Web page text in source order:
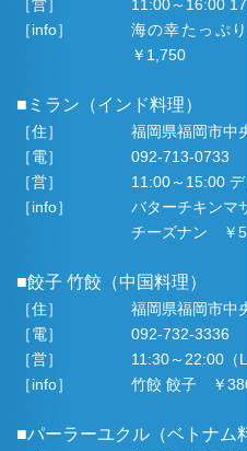
［営］
11:00～16:00
［info］
海の幸たっぷ
￥1,750
■ミラン（インド料理）
［住］
福岡県福岡市中
［電］
092-713-0733
［営］
11:00～15:00
［info］
バターチキン
チーズナン ￥
■餃子 竹餃（中国料理）
［住］
福岡県福岡市中
［電］
092-732-3336
［営］
11:30～22:00（
［info］
竹餃 餃子 ￥
■パーラーユクル（ベトナム